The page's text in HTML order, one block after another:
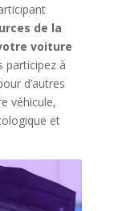
de la
voiture
participez à
d’autres
véhicule,
et